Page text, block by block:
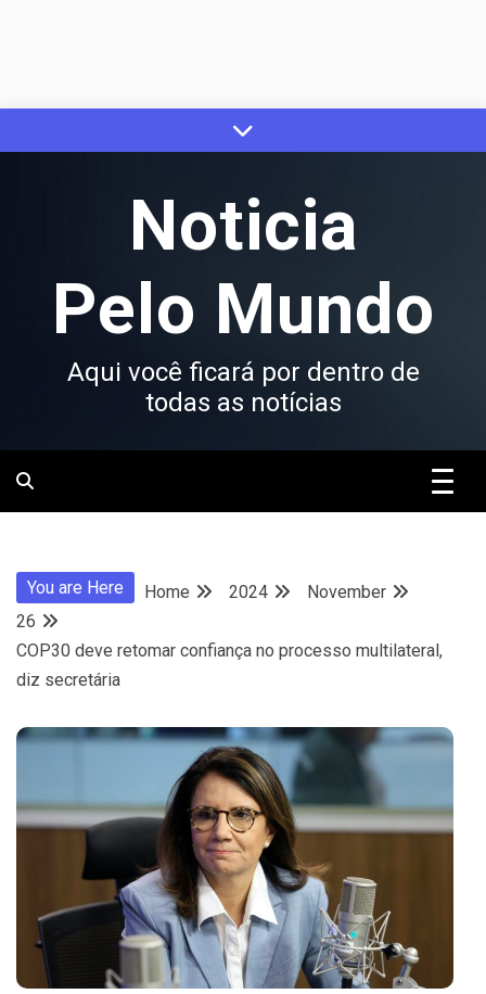
to
Noticia
Pelo Mundo
Aqui você ficará por dentro de
todas as notícias
You are Here Home 2024
November
26
COP30 deve retomar confiança no processo multilateral,
diz secretária